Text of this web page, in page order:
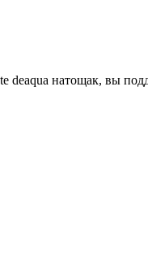
deaqua натощак, вы